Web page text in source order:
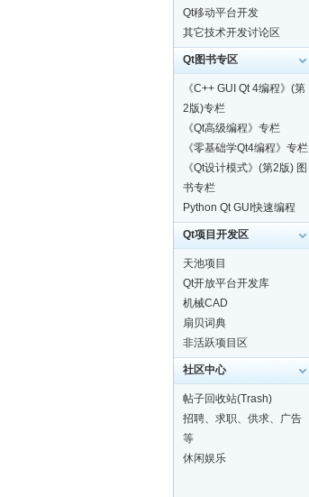
Qt移动平台开发
其它技术开发讨论区
Qt图书专区
《C++ GUI Qt 4编程》(第
2版)专栏
《Qt高级编程》专栏
《零基础学Qt4编程》专栏
《Qt设计模式》(第2版) 图
书专栏
Python Qt GUI快速编程
Qt项目开发区
天池项目
Qt开放平台开发库
机械CAD
扇贝词典
非活跃项目区
社区中心
帖子回收站(Trash)
招聘、求职、供求、广告
等
休闲娱乐